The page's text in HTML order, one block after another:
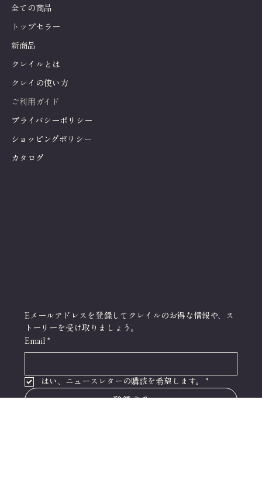
全ての商品
トップセラー
新商品
クレイルとは
クレイの使い方
ご利用ガイド
プライバシーポリシー
ショッピングポリシー
カタログ
Eメールアドレスを登録してクレイルのお得な情報や、ス
トーリーを受け取りましょう。
Email
*
はい、ニュースレターの購読を希望します。 *
登録する